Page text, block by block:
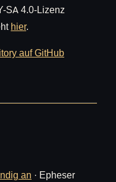
SA 4.0-Lizenz
hier.
auf GitHub
an · Epheser